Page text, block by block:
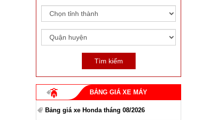
BẢNG GIÁ XE MÁY
Bảng giá xe Honda tháng 08/2026